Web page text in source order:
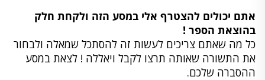
אתם יכולים להצטרף אלי במסע הזה ולקחת חלק
בהוצאת הספר !
כל מה שאתם צריכים לעשות זה להסתכל שמאלה ולבחור
את התשורה שאותה תרצו לקבל ויאללה ! לצאת במסע
ההסברה שלכם.